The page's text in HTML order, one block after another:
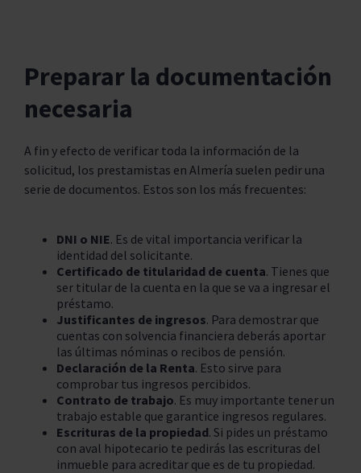
Preparar la documentación
necesaria
A fin y efecto de verificar toda la información de la
solicitud, los prestamistas en Almería suelen pedir una
serie de documentos. Estos son los más frecuentes:
DNI o NIE. Es de vital importancia verificar la
identidad del solicitante.
Certificado de titularidad de cuenta. Tienes que
ser titular de la cuenta en la que se va a ingresar el
préstamo.
Justificantes de ingresos. Para demostrar que
cuentas con solvencia financiera deberás aportar
las últimas nóminas o recibos de pensión.
Declaración de la Renta. Esto sirve para
comprobar tus ingresos percibidos.
Contrato de trabajo. Es muy importante tener un
trabajo estable que garantice ingresos regulares.
Escrituras de la propiedad. Si pides un préstamo
con aval hipotecario te pedirás las escrituras del
inmueble para acreditar que es de tu propiedad.